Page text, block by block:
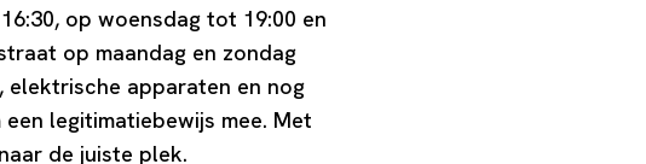
op woensdag tot 19:00 en
op maandag en zondag
apparaten en nog
legitimatiebewijs mee. Met
de juiste plek.